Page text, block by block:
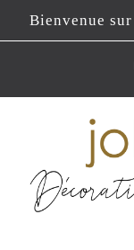
Passer
au
Bienvenue